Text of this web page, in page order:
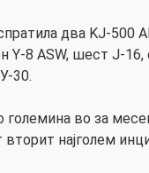
два KJ-500
Y-8 ASW, шест J-
30.
во за
најголем